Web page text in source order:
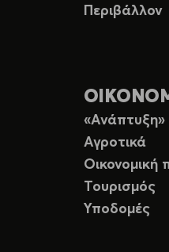
Περιβάλλον
«Ανάπτυξη»
Αγροτικά
Οικονομική
Τουρισμός
Υποδομές